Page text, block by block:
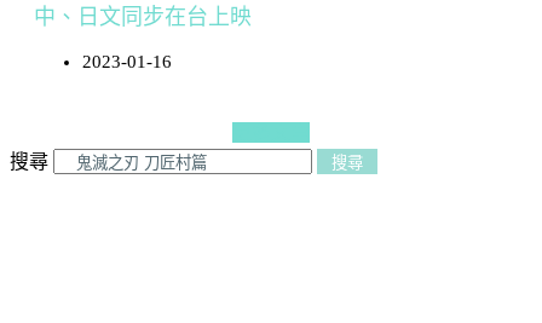
中、日文同步在台上映
2023-01-16
搜尋
搜尋